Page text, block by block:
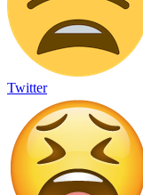
Twitter